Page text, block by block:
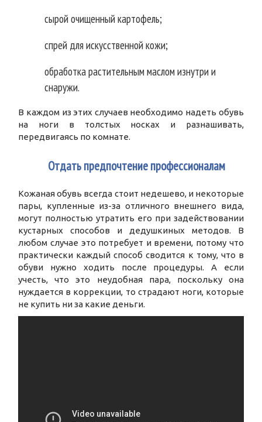
сырой очищенный картофель;
спрей для искусственной кожи;
обработка растительным маслом изнутри и
снаружи.
В каждом из этих случаев необходимо надеть обувь
на ноги в толстых носках и разнашивать,
передвигаясь по комнате.
Отдать предпочтение профессионалам
Кожаная обувь всегда стоит недешево, и некоторые
пары, купленные из-за отличного внешнего вида,
могут полностью утратить его при задействовании
кустарных способов и дедушкиных методов. В
любом случае это потребует и времени, потому что
практически каждый способ сводится к тому, что в
обуви нужно ходить после процедуры. А если
учесть, что это неудобная пара, поскольку она
нуждается в коррекции, то страдают ноги, которые
не купить ни за какие деньги.